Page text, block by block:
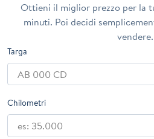
Ottieni il miglior prezzo per la
minuti. Poi decidi
vendere.
Targa
Chilometri